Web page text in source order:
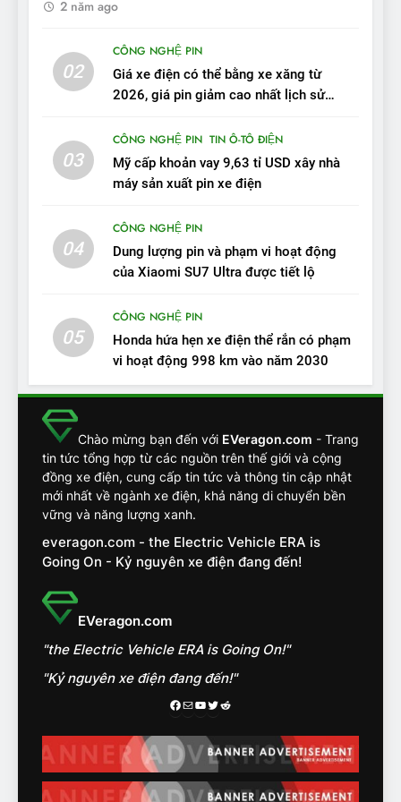
10
VinFast VF 7 tấm tắc: “Hơn
hẳn xe xăng”
ĐÁNH GIÁ XE
Người dùng nhận xét về
VinFast VF7: Độ hoàn thiện
tốt, lái hay nhất tầm giá 1 tỷ
đồng
12
VinFast VF7 – Mẫu xe cá
ĐÁNH GIÁ XE
Chuyên gia tiết lộ bài test
đối về an toàn trên VinFast
VF8
ĐÁNH GIÁ XE
14
VinFast VF7 đang bỏ xa
như thế nào?
ĐÁNH GIÁ XE
15
‘cảnh vệ’ ADAS, ‘trợ lý’ ViVi
trên ngàn dặm đường
CÔNG NGHỆ AI, TỰ LÁI, ADAS,
ROBOTAXI
ĐÁNH GIÁ XE
Chọn VinFast VF8 hay Santa
Fe, Fortuner ?
ĐÁNH GIÁ XE
2 năm ago
02
CÔNG NGHỆ PIN
Giá xe điện có thể bằng xe xăng từ
2026, giá pin giảm cao nhất lịch sử
03
CÔNG NGHỆ PIN TIN Ô-TÔ ĐIỆN
Mỹ cấp khoản vay 9,63 tỉ USD xây nhà
máy sản xuất pin xe điện
04
CÔNG NGHỆ PIN
Dung lượng pin và phạm vi hoạt động
của Xiaomi SU7 Ultra được tiết lộ
05
CÔNG NGHỆ PIN
Honda hứa hẹn xe điện thể rắn có phạm
vi hoạt động 998 km vào năm 2030
Chào mừng bạn đến với EVeragon.com - Trang
tin tức tổng hợp từ các nguồn trên thế giới và cộng
đồng xe điện, cung cấp tin tức và thông tin cập nhật
mới nhất về ngành xe điện, khả năng di chuyển bền
vững và năng lượng xanh.
everagon.com - the Electric Vehicle ERA is
Going On - Kỷ nguyên xe điện đang đến!
EVeragon.com
"the Electric Vehicle ERA is Going On!"
"Kỷ nguyên xe điện đang đến!"
Facebook
MailYoutube
Twitter